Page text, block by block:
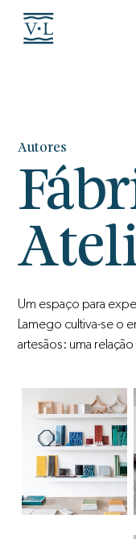
Autores
Um espaço para
Lamego cultiva-se o
artesãos: uma